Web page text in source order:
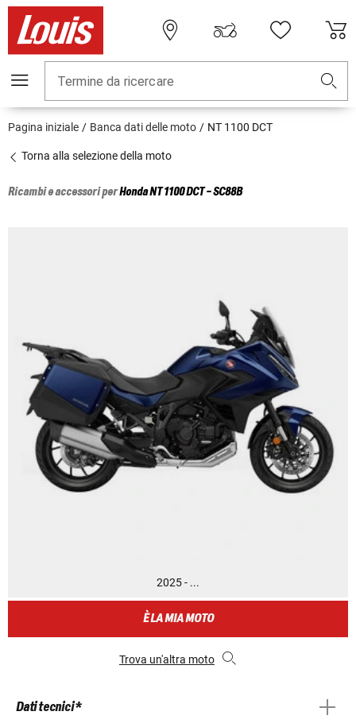
Termine da ricercare
Pagina iniziale Banca dati delle moto NT 1100 DCT
Torna alla selezione della moto
Ricambi e accessori perHondaNT 1100 DCT - SC88B
2025 - ...
È LA MIA MOTO
Trova un'altra moto
Dati tecnici *